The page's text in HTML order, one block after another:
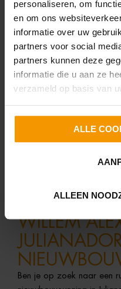
personaliseren, om
en om ons
informatie over uw
partners voor social
partners kunnen deze
informatie die u aan ze
verzameld op basis van
ALLE
ALLEEN
woningen krijgen energie-
hoogwaardige isolatie,
WTW en een lucht/water
woningen lage
woningen
verder worden uitgebreid.
NIEUW IN
WILLEM
Ben je op zoek naar een